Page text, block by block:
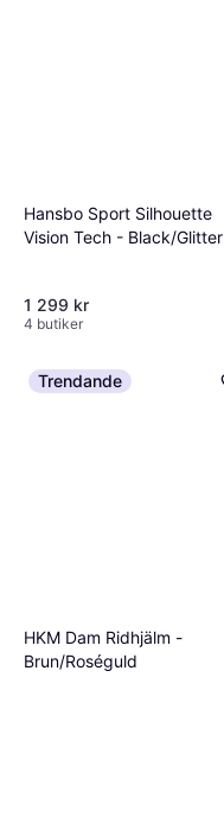
Hansbo Sport Silhouette
Vision Tech - Black/Glitter
1 299 kr
4 butiker
Trendande
HKM Dam Ridhjälm -
Brun/Roséguld